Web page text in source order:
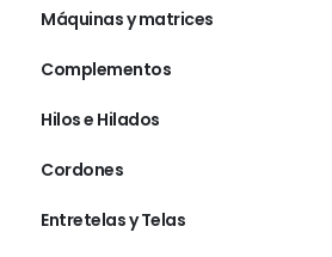
Máquinas y matrices
Complementos
Hilos e Hilados
Cordones
Entretelas y Telas